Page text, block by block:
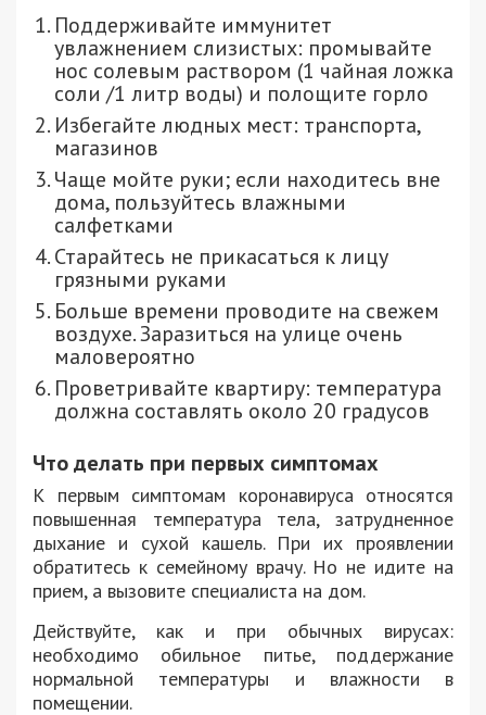
Поддерживайте иммунитет
увлажнением слизистых: промывайте
нос солевым раствором (1 чайная ложка
соли /1 литр воды) и полощите горло
Избегайте людных мест: транспорта,
магазинов
Чаще мойте руки; если находитесь вне
дома, пользуйтесь влажными
салфетками
Старайтесь не прикасаться к лицу
грязными руками
Больше времени проводите на свежем
воздухе. Заразиться на улице очень
маловероятно
Проветривайте квартиру: температура
должна составлять около 20 градусов
Что делать при первых симптомах
К первым симптомам коронавируса относятся
повышенная температура тела, затрудненное
дыхание и сухой кашель. При их проявлении
обратитесь к семейному врачу. Но не идите на
прием, а вызовите специалиста на дом.
Действуйте, как и при обычных вирусах:
необходимо обильное питье, поддержание
нормальной температуры и влажности в
помещении.